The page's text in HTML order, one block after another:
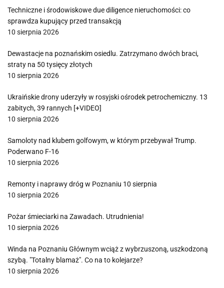
Techniczne i środowiskowe due diligence nieruchomości: co
sprawdza kupujący przed transakcją
10 sierpnia 2026
Dewastacje na poznańskim osiedlu. Zatrzymano dwóch braci,
straty na 50 tysięcy złotych
10 sierpnia 2026
Ukraińskie drony uderzyły w rosyjski ośrodek petrochemiczny. 13
zabitych, 39 rannych [+VIDEO]
10 sierpnia 2026
Samoloty nad klubem golfowym, w którym przebywał Trump.
Poderwano F-16
10 sierpnia 2026
Remonty i naprawy dróg w Poznaniu 10 sierpnia
10 sierpnia 2026
Pożar śmieciarki na Zawadach. Utrudnienia!
10 sierpnia 2026
Winda na Poznaniu Głównym wciąż z wybrzuszoną, uszkodzoną
szybą. "Totalny blamaż". Co na to kolejarze?
10 sierpnia 2026